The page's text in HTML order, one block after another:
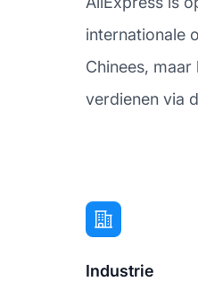
internationale
Chinees,
verdienen via
Industrie